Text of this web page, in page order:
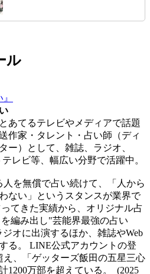
ル
あてるテレビやメディアで話題
作家・タレント・占い師（ディ
ー）として、雑誌、ラジオ、
レビ等、幅広い分野で活躍中。
人を無償で占い続けて、「人から
ない」というスタンスが業界で
てきた実績から、オリジナル占
編み出し"芸能界最強の占い
オに出演するほか、雑誌やWeb
る。 LINE公式アカウントの登
え、「ゲッターズ飯田の五星三心
1200万部を超えている。 (2025